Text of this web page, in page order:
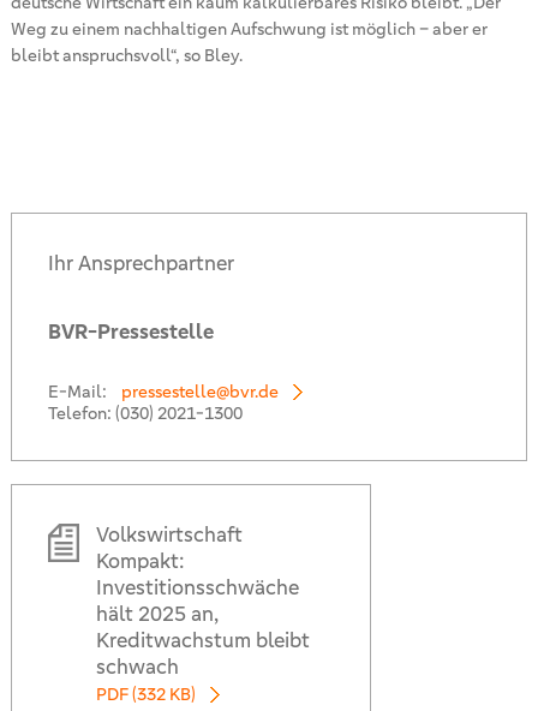
Weg zu einem nachhaltigen Aufschwung ist möglich – aber er
bleibt anspruchsvoll“, so Bley.
Ihr Ansprechpartner
BVR-Pressestelle
E-Mail:
pressestelle@bvr.de
Telefon: (030) 2021-1300
Volkswirtschaft
Kompakt:
Investitionsschwäche
hält 2025 an,
Kreditwachstum bleibt
schwach
PDF (332 KB)